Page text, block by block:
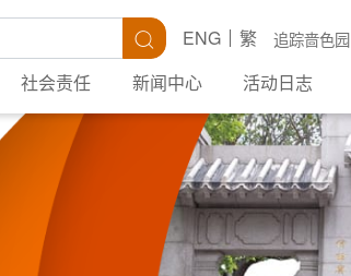
搜寻 追踪啬色园
ENG
繁
社会责任 新闻中心 活动日志